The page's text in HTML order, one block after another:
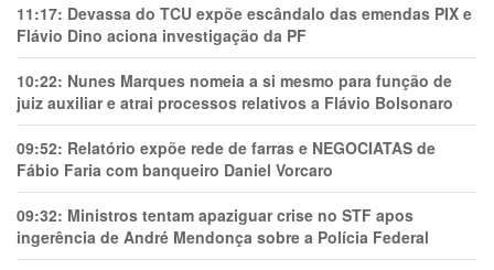
11:17: Devassa do TCU expõe escândalo das emendas PIX e
Flávio Dino aciona investigação da PF
10:22: Nunes Marques nomeia a si mesmo para função de
juiz auxiliar e atrai processos relativos a Flávio Bolsonaro
09:52: Relatório expõe rede de farras e NEGOCIATAS de
Fábio Faria com banqueiro Daniel Vorcaro
09:32: Ministros tentam apaziguar crise no STF apos
ingerência de André Mendonça sobre a Polícia Federal